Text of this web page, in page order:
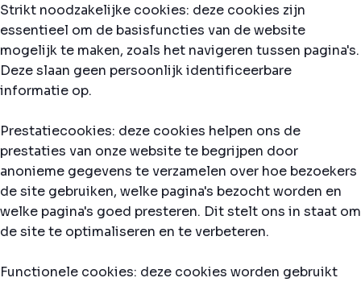
Strikt noodzakelijke cookies: deze cookies zijn
essentieel om de basisfuncties van de website
mogelijk te maken, zoals het navigeren tussen pagina's.
Deze slaan geen persoonlijk identificeerbare
informatie op.
Prestatiecookies: deze cookies helpen ons de
prestaties van onze website te begrijpen door
anonieme gegevens te verzamelen over hoe bezoekers
de site gebruiken, welke pagina's bezocht worden en
welke pagina's goed presteren. Dit stelt ons in staat om
de site te optimaliseren en te verbeteren.
Functionele cookies: deze cookies worden gebruikt